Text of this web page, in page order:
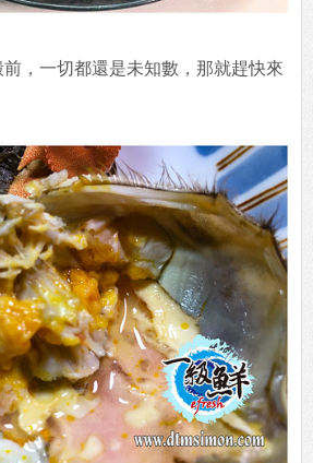
，一切都還是未知數，那就趕快來